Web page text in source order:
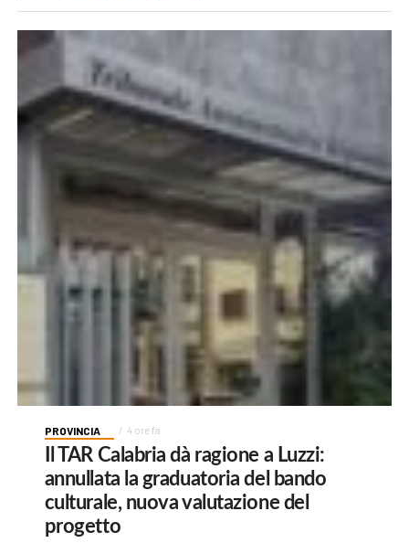
PROVINCIA 4 ore fa
Il TAR Calabria dà ragione a Luzzi:
annullata la graduatoria del bando
culturale, nuova valutazione del
progetto